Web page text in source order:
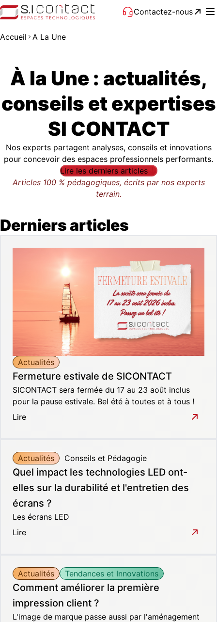
Contactez-nous
Accueil A La Une
À la Une : actualités,
conseils et expertises
SI CONTACT
Nos experts partagent analyses, conseils et innovations
pour concevoir des espaces professionnels performants.
Lire les derniers articles
Articles 100 % pédagogiques, écrits par nos experts
terrain.
Derniers articles
Actualités
Fermeture estivale de SICONTACT
SICONTACT sera fermée du 17 au 23 août inclus
pour la pause estivale. Bel été à toutes et à tous !
Lire
Actualités Conseils et Pédagogie
Quel impact les technologies LED ont-
elles sur la durabilité et l'entretien des
écrans ?
Les écrans LED
Lire
Actualités Tendances et Innovations
Comment améliorer la première
impression client ?
L'image de marque passe aussi par l'aménagement